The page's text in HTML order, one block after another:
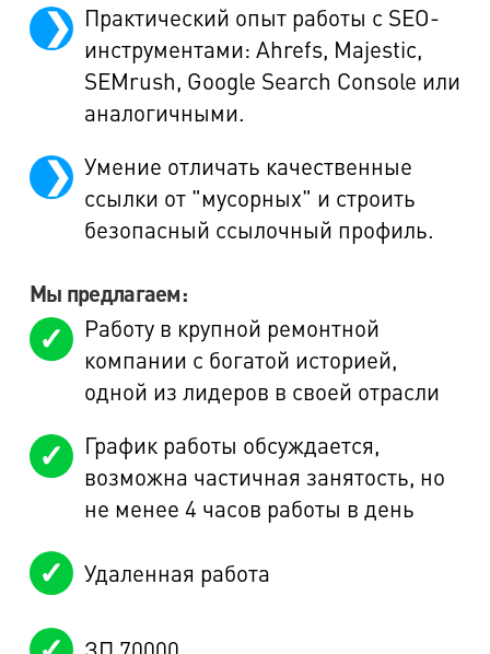
Практический опыт работы с SEO-
инструментами: Ahrefs, Majestic,
SEMrush, Google Search Console или
аналогичными.
Умение отличать качественные
ссылки от "мусорных" и строить
безопасный ссылочный профиль.
Мы предлагаем:
Работу в крупной ремонтной
компании с богатой историей,
одной из лидеров в своей отрасли
График работы обсуждается,
возможна частичная занятость, но
не менее 4 часов работы в день
Удаленная работа